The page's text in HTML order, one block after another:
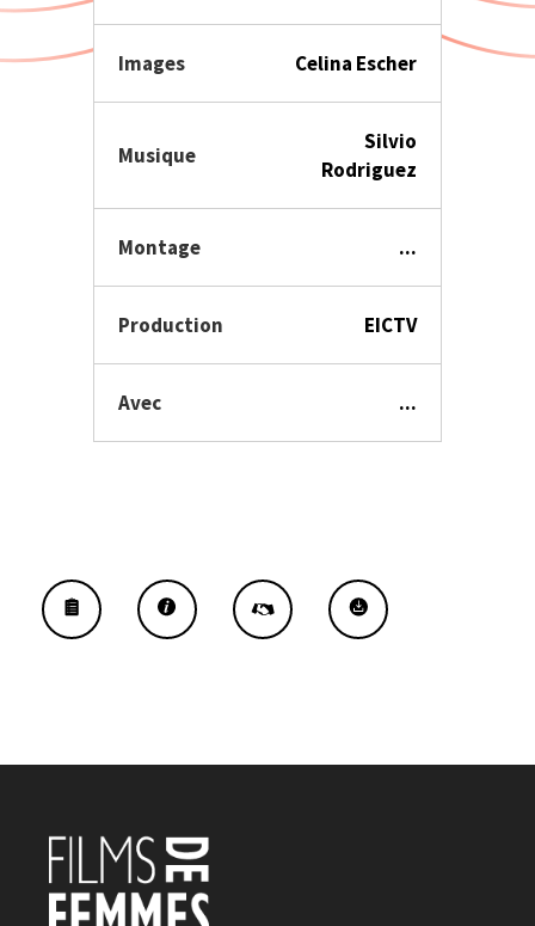
Images Celina Escher
Musique
Silvio
Rodriguez
Montage ...
Production EICTV
Avec ...